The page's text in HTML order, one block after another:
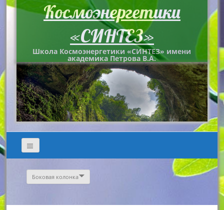
Космоэнергетики
«СИНТЕЗ»
Школа Космоэнергетики «СИНТЕЗ» имени
академика Петрова В.А.
Боковая колонка